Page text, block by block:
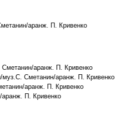
аранж. П. Кривенко
аранж. П. Кривенко
Сметанин/аранж. П. Кривенко
аранж. П. Кривенко
П. Кривенко